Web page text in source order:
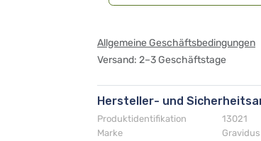
Allgemeine Geschäftsbedingungen
Versand: 2–3 Geschäftstage
Hersteller- und
Produktidentifikation
13021
Marke
Gravidus